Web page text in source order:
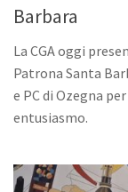
Barbara
La CGA oggi
Patrona Santa
e PC di Ozegna
entusiasmo.